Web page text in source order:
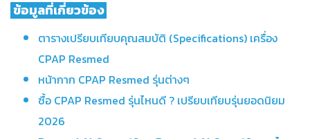
ข้อมูลที่เกี่ยวข้อง
ตารางเปรียบเทียบคุณสมบัติ (Specifications) เครื่อง
CPAP Resmed
หน้ากาก CPAP Resmed รุ่นต่างๆ
ซื้อ CPAP Resmed รุ่นไหนดี ? เปรียบเทียบรุ่นยอดนิยม
2026